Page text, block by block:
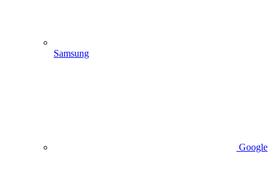
Samsung
Google